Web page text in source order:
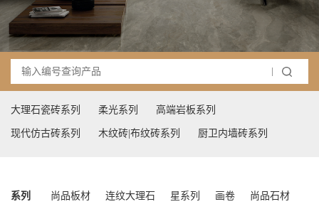
大理石瓷砖系列 柔光系列 高端岩板系列
现代仿古砖系列 木纹砖|布纹砖系列 厨卫内墙砖系列
系列 尚品板材 连纹大理石 星系列 画卷 尚品石材